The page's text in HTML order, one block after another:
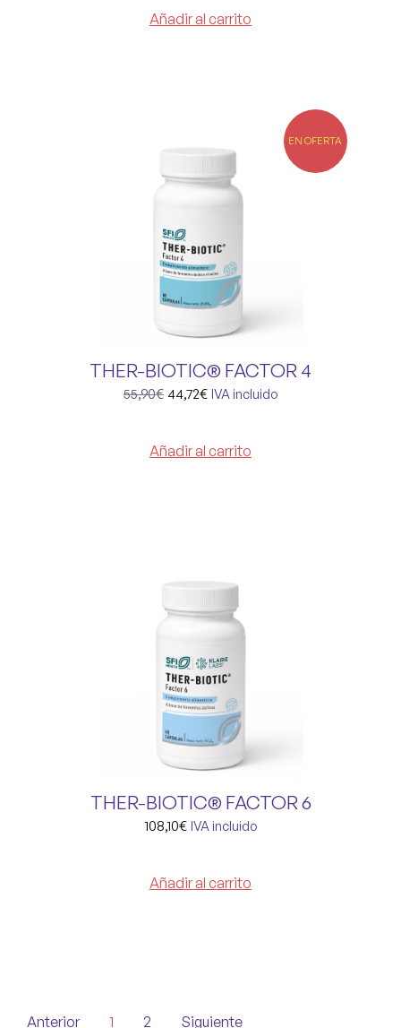
Añadir al carrito
EN OFERTA
THER-BIOTIC® FACTOR 4
55,90€ 44,72€ IVA incluido
Añadir al carrito
THER-BIOTIC® FACTOR 6
108,10€ IVA incluido
Añadir al carrito
Anterior 1 2 Siguiente